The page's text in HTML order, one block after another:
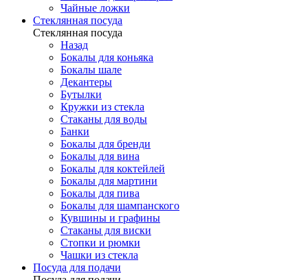
Чайные ложки
Стеклянная посуда
Стеклянная посуда
Назад
Бокалы для коньяка
Бокалы шале
Декантеры
Бутылки
Кружки из стекла
Стаканы для воды
Банки
Бокалы для бренди
Бокалы для вина
Бокалы для коктейлей
Бокалы для мартини
Бокалы для пива
Бокалы для шампанского
Кувшины и графины
Стаканы для виски
Стопки и рюмки
Чашки из стекла
Посуда для подачи